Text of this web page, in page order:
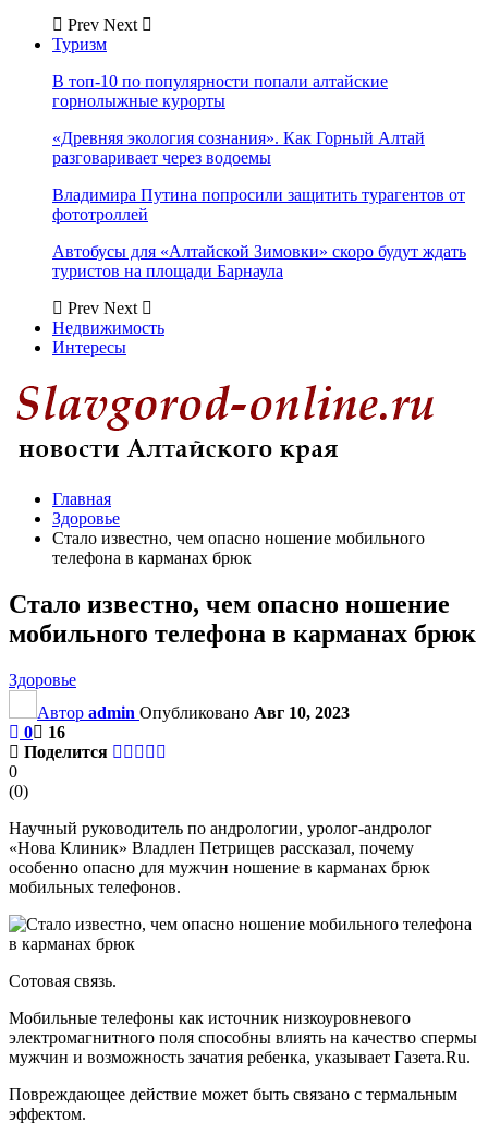
Prev Next
Туризм
В топ-10 по популярности попали алтайские
горнолыжные курорты
«Древняя экология сознания». Как Горный Алтай
разговаривает через водоемы
Владимира Путина попросили защитить турагентов от
фототроллей
Автобусы для «Алтайской Зимовки» скоро будут ждать
туристов на площади Барнаула
Prev Next
Недвижимость
Интересы
Главная
Здоровье
Стало известно, чем опасно ношение мобильного
телефона в карманах брюк
Стало известно, чем опасно ношение
мобильного телефона в карманах брюк
Здоровье
Автор admin Опубликовано Авг 10, 2023
0
16
Поделится
0
(0)
Научный руководитель по андрологии, уролог-андролог
«Нова Клиник» Владлен Петрищев рассказал, почему
особенно опасно для мужчин ношение в карманах брюк
мобильных телефонов.
Сотовая связь.
Мобильные телефоны как источник низкоуровневого
электромагнитного поля способны влиять на качество спермы
мужчин и возможность зачатия ребенка, указывает Газета.Ru.
Повреждающее действие может быть связано с термальным
эффектом.